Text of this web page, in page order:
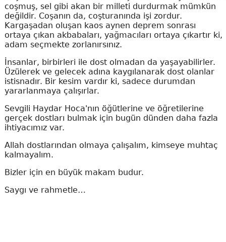
coşmuş, sel gibi akan bir milleti durdurmak mümkün
değildir. Coşanın da, coşturanında işi zordur.
Kargaşadan oluşan kaos aynen deprem sonrası
ortaya çıkan akbabaları, yağmacıları ortaya çıkartır ki,
adam seçmekte zorlanırsınız.
İnsanlar, birbirleri ile dost olmadan da yaşayabilirler.
Üzülerek ve gelecek adına kaygılanarak dost olanlar
istisnadır. Bir kesim vardır ki, sadece durumdan
yararlanmaya çalışırlar.
Sevgili Haydar Hoca'nın öğütlerine ve öğretilerine
gerçek dostları bulmak için bugün dünden daha fazla
ihtiyacımız var.
Allah dostlarından olmaya çalışalım, kimseye muhtaç
kalmayalım.
Bizler için en büyük makam budur.
Saygı ve rahmetle…